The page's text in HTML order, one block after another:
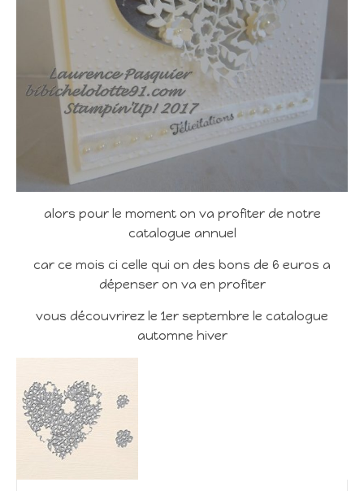
alors pour le moment on va profiter de notre
catalogue annuel
car ce mois ci celle qui on des bons de 6 euros a
dépenser on va en profiter
vous découvrirez le 1er septembre le catalogue
automne hiver